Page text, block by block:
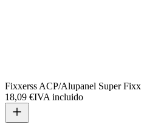
Fixxerss ACP/Alupanel Super Fixx
18,09 €IVA incluido